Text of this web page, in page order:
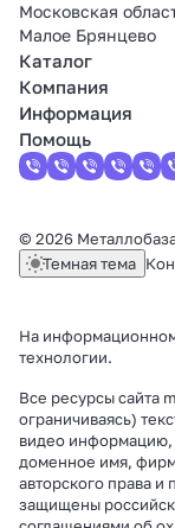
Московская
Малое Брянцево
Каталог
Компания
Информация
Помощь
© 2026
Темная тема
На
технологии.
Все ресурсы сайта
ограничиваясь)
видео информацию,
доменное имя,
авторского права и
защищены